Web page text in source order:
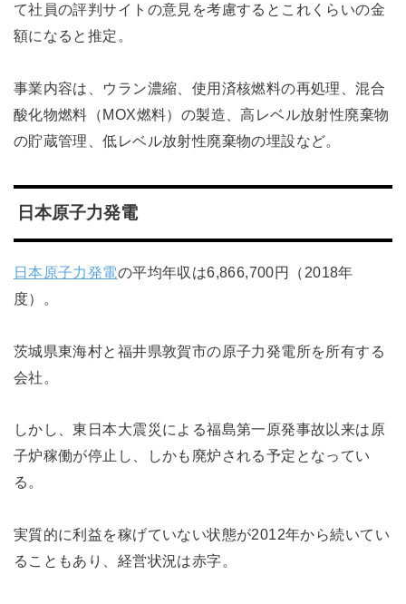
て社員の評判サイトの意見を考慮するとこれくらいの金
額になると推定。
事業内容は、ウラン濃縮、使用済核燃料の再処理、混合
酸化物燃料（MOX燃料）の製造、高レベル放射性廃棄物
の貯蔵管理、低レベル放射性廃棄物の埋設など。
日本原子力発電
日本原子力発電の平均年収は6,866,700円（2018年
度）。
茨城県東海村と福井県敦賀市の原子力発電所を所有する
会社。
しかし、東日本大震災による福島第一原発事故以来は原
子炉稼働が停止し、しかも廃炉される予定となってい
る。
実質的に利益を稼げていない状態が2012年から続いてい
ることもあり、経営状況は赤字。